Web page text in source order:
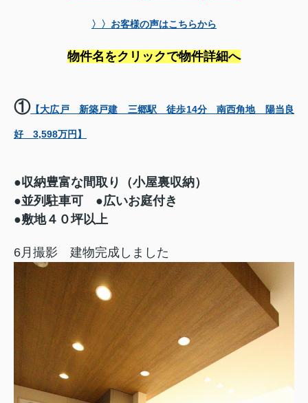
〉〉お客様の声はこちらから
物件名をクリックで物件詳細へ
①【大広戸 新築戸建 三郷駅 徒歩14分 南西角地 陽当良
好 3,598万円】
●収納豊富な間取り（小屋裏収納）
●並列駐車可 ●広いお庭付き
●敷地４０坪以上
6月撮影 建物完成しました